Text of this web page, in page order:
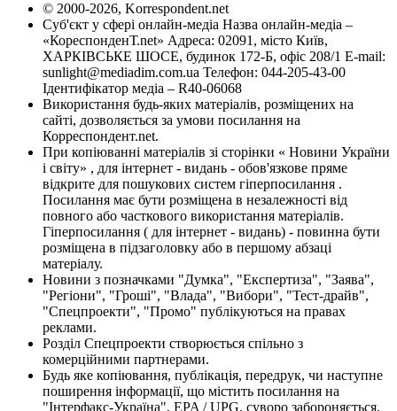
© 2000-2026, Korrespondent.net
Суб'єкт у сфері онлайн-медіа Назва онлайн-медіа –
«КореспонденТ.net» Адреса: 02091, місто Київ,
ХАРКІВСЬКЕ ШОСЕ, будинок 172-Б, офіс 208/1 E-mail:
sunlight@mediadim.com.ua Телефон: 044-205-43-00
Ідентифікатор медіа – R40-06068
Використання будь-яких матеріалів, розміщених на
сайті, дозволяється за умови посилання на
Корреспондент.net.
При копіюванні матеріалів зі сторінки « Новини України
і світу» , для інтернет - видань - обов'язкове пряме
відкрите для пошукових систем гіперпосилання .
Посилання має бути розміщена в незалежності від
повного або часткового використання матеріалів.
Гіперпосилання ( для інтернет - видань) - повинна бути
розміщена в підзаголовку або в першому абзаці
матеріалу.
Новини з позначками "Думка", "Експертиза", "Заява",
"Регіони", "Гроші", "Влада", "Вибори", "Тест-драйв",
"Спецпроекти", "Промо" публікуються на правах
реклами.
Розділ Спецпроекти створюється спільно з
комерційними партнерами.
Будь яке копіювання, публікація, передрук, чи наступне
поширення інформації, що містить посилання на
"Інтерфакс-Україна", EPA / UPG, суворо забороняється.